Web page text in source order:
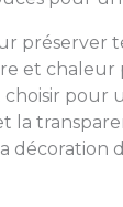
préserver
et
pour
la